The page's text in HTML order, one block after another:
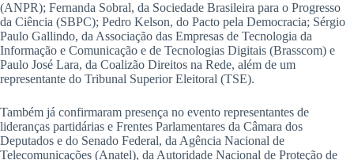
(ANPR); Fernanda Sobral, da Sociedade Brasileira para o Progresso
da Ciência (SBPC); Pedro Kelson, do Pacto pela Democracia; Sérgio
Paulo Gallindo, da Associação das Empresas de Tecnologia da
Informação e Comunicação e de Tecnologias Digitais (Brasscom) e
Paulo José Lara, da Coalizão Direitos na Rede, além de um
representante do Tribunal Superior Eleitoral (TSE).
Também já confirmaram presença no evento representantes de
lideranças partidárias e Frentes Parlamentares da Câmara dos
Deputados e do Senado Federal, da Agência Nacional de
Telecomunicações (Anatel), da Autoridade Nacional de Proteção de